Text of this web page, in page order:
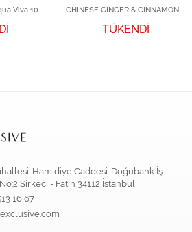
TÜKENDİ
Hamidiye Caddesi. Doğubank İş
Sirkeci - Fatih 34112 İstanbul
16 67